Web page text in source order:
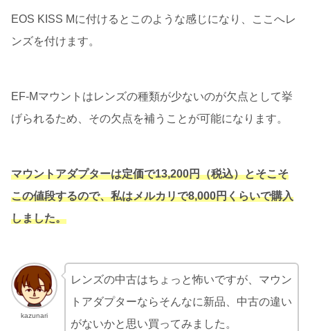
EOS KISS Mに付けるとこのような感じになり、ここへレ
ンズを付けます。
EF-Mマウントはレンズの種類が少ないのが欠点として挙
げられるため、その欠点を補うことが可能になります。
マウントアダプターは定価で13,200円（税込）とそこそ
この値段するので、私はメルカリで8,000円くらいで購入
しました。
kazunari
レンズの中古はちょっと怖いですが、マウン
トアダプターならそんなに新品、中古の違い
がないかと思い買ってみました。